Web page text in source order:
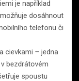
je například
dosáhnout
telefonu či
cievkami – jedna
bezdrátovém
spoustu